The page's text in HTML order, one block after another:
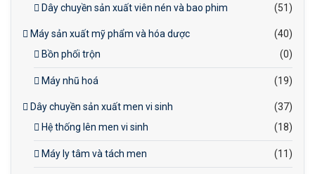
Dây chuyền sản xuất viên nén và bao phim (51)
Máy sản xuất mỹ phẩm và hóa dược
(40)
Bồn phối trộn
(0)
Máy nhũ hoá (19)
Dây chuyền sản xuất men vi sinh
(37)
Hệ thống lên men vi sinh
(18)
Máy ly tâm và tách men (11)